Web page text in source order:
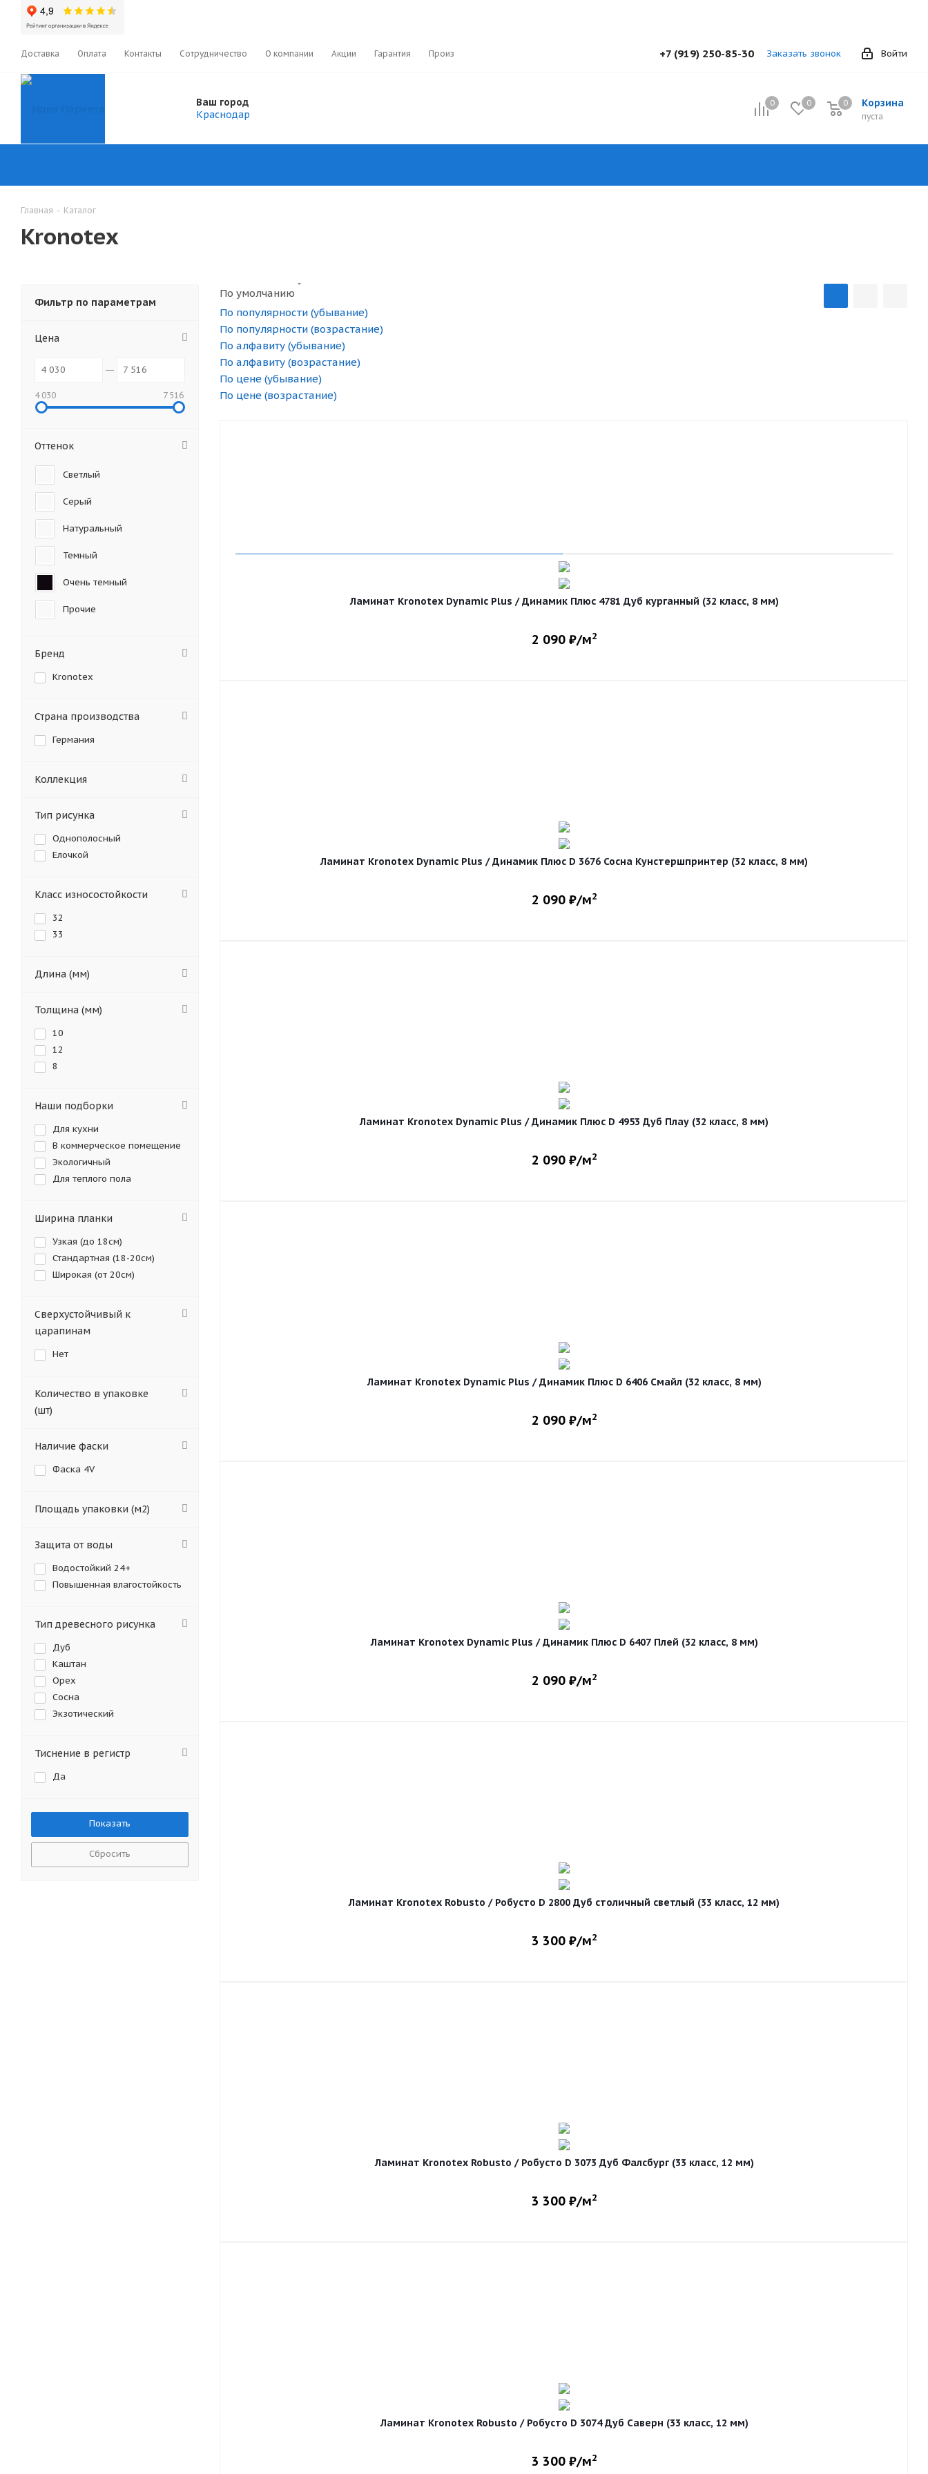
Доставка Оплата Контакты Сотрудничество О компании Акции Гарантия Производители Войти
+7 (919) 250-85-30 Заказать звонок
Ваш город
Краснодар
0 0 Корзина
0
пуста
0
Главная - Каталог
Kronotex
По умолчанию
По популярности (убывание)
По популярности (возрастание)
По алфавиту (убывание)
По алфавиту (возрастание)
По цене (убывание)
По цене (возрастание)
Ламинат Kronotex Dynamic Plus / Динамик Плюс 4781 Дуб курганный (32 класс, 8 мм)
2 090₽/м2
Ламинат Kronotex Dynamic Plus / Динамик Плюс D 3676 Сосна Кунстершпринтер (32 класс, 8 мм)
2 090₽/м2
Ламинат Kronotex Dynamic Plus / Динамик Плюс D 4953 Дуб Плау (32 класс, 8 мм)
2 090₽/м2
Ламинат Kronotex Dynamic Plus / Динамик Плюс D 6406 Смайл (32 класс, 8 мм)
2 090₽/м2
Ламинат Kronotex Dynamic Plus / Динамик Плюс D 6407 Плей (32 класс, 8 мм)
2 090₽/м2
Ламинат Kronotex Robusto / Робусто D 2800 Дуб столичный светлый (33 класс, 12 мм)
3 300₽/м2
Ламинат Kronotex Robusto / Робусто D 3073 Дуб Фалсбург (33 класс, 12 мм)
3 300₽/м2
Ламинат Kronotex Robusto / Робусто D 3074 Дуб Саверн (33 класс, 12 мм)
3 300₽/м2
Фильтр по параметрам
Цена
4 030 7 516
Оттенок
Светлый
Серый
Натуральный
Темный
Очень темный
Прочие
Бренд
Kronotex
Страна производства
Германия
Коллекция
Тип рисунка
Однополосный
Елочкой
Класс износостойкости
32
33
Длина (мм)
Толщина (мм)
10
12
8
Наши подборки
Для кухни
В коммерческое помещение
Экологичный
Для теплого пола
Ширина планки
Узкая (до 18см)
Стандартная (18-20см)
Широкая (от 20см)
Сверхустойчивый к
царапинам
Нет
Количество в упаковке
(шт)
Наличие фаски
Фаска 4V
Площадь упаковки (м2)
Защита от воды
Водостойкий 24+
Повышенная влагостойкость
Тип древесного рисунка
Дуб
Каштан
Орех
Сосна
Экзотический
Тиснение в регистр
Да
Сбросить